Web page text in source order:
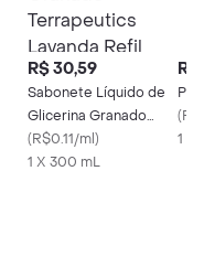
R$ 30,59
Sabonete Líquido de
Glicerina Granado
Terrapeutics Lavanda
Refil 300ml
(R$0.11/ml)
1 X 300 mL
R$
(
1 X